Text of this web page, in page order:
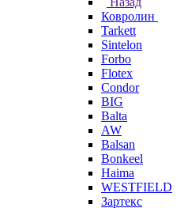
Ковролин
Tarkett
Sintelon
Forbo
Flotex
Condor
BIG
Balta
AW
Balsan
Bonkeel
Haima
WESTFIELD
Зартекс